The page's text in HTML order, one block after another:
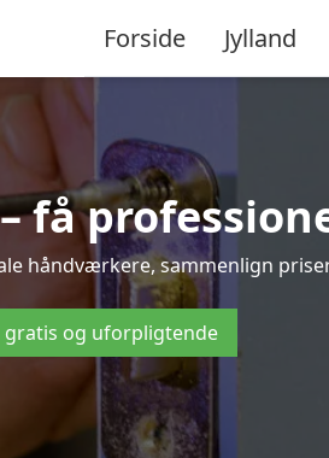
Forside Jylland
få
håndværkere, sammenlign
gratis og uforpligtende